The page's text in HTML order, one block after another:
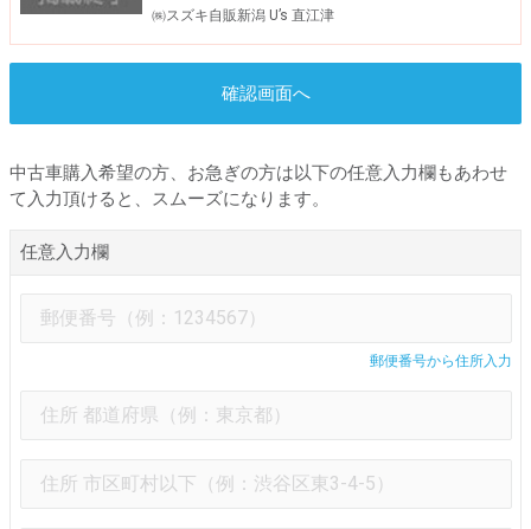
㈱スズキ自販新潟 U’s 直江津
確認画面へ
中古車購入希望の方、お急ぎの方は以下の任意入力欄もあわせ
て入力頂けると、スムーズになります。
任意入力欄
郵便番号から住所入力